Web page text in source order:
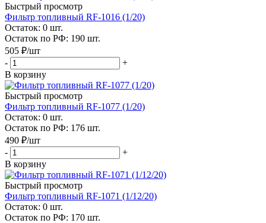
Быстрый просмотр
Фильтр топливный RF-1016 (1/20)
Остаток: 0 шт.
Остаток по РФ: 190 шт.
505 ₽/шт
-
+
В корзину
Быстрый просмотр
Фильтр топливный RF-1077 (1/20)
Остаток: 0 шт.
Остаток по РФ: 176 шт.
490 ₽/шт
-
+
В корзину
Быстрый просмотр
Фильтр топливный RF-1071 (1/12/20)
Остаток: 0 шт.
Остаток по РФ: 170 шт.